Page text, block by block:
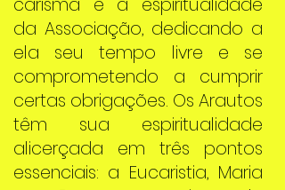
carisma e a espiritualidade
da Associação, dedicando a
ela seu tempo livre e se
comprometendo a cumprir
certas obrigações. Os Arautos
têm sua espiritualidade
alicerçada em três pontos
essenciais: a Eucaristia, Maria